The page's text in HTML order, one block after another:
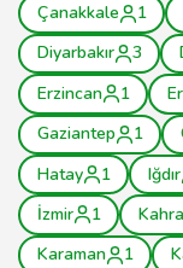
Çanakkale 1
Diyarbakır
3
Erzincan
1
Gaziantep
1
Hatay
1 Iğdır
İzmir
1
Karaman
1